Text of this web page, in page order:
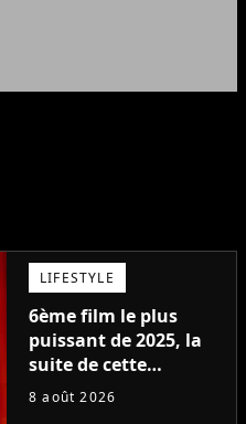
LIFESTYLE
6ème film le plus
puissant de 2025, la
suite de cette
franchise culte est
8 août 2026